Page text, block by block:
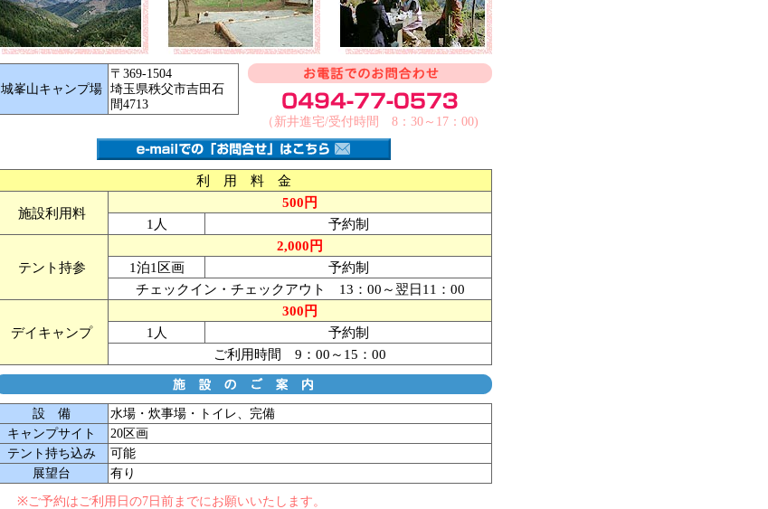
城峯山キャンプ場
〒369-1504
埼玉県秩父市吉田石
間4713
（新井進宅/受付時間 8：30～17：00)
利 用 料 金
施設利用料
500円
1人
予約制
テント持参
2,000円
1泊1区画
予約制
チェックイン・チェックアウト 13：00～翌日11：00
デイキャンプ
300円
1人
予約制
ご利用時間 9：00～15：00
設 備
水場・炊事場・トイレ、完備
キャンプサイト
20区画
テント持ち込み
可能
展望台
有り
※ご予約はご利用日の7日前までにお願いいたします。